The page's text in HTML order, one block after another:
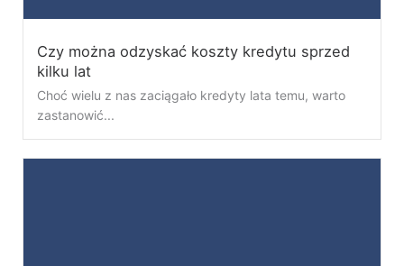
Czy można odzyskać koszty kredytu sprzed
kilku lat
Choć wielu z nas zaciągało kredyty lata temu, warto
zastanowić...